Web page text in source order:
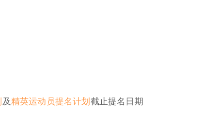
及精英运动员提名计划 截止提名日期